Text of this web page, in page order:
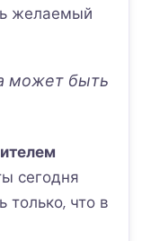
желаемый
может быть
сегодня
только, что в